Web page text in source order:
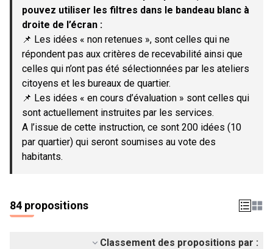
pouvez utiliser les filtres dans le bandeau blanc à
droite de l’écran :
📌 Les idées « non retenues », sont celles qui ne
répondent pas aux critères de recevabilité ainsi que
celles qui n’ont pas été sélectionnées par les ateliers
citoyens et les bureaux de quartier.
📌 Les idées « en cours d’évaluation » sont celles qui
sont actuellement instruites par les services.
A l’issue de cette instruction, ce sont 200 idées (10
par quartier) qui seront soumises au vote des
habitants.
84 propositions
Classement des propositions par :